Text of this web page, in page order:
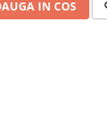
IN COS